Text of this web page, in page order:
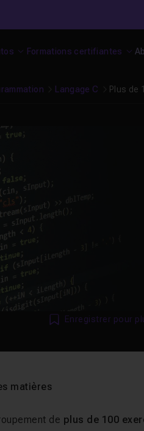
Formations certifiantes
Langage C Plus de
Enregistrer pour
matières
de plus de 100